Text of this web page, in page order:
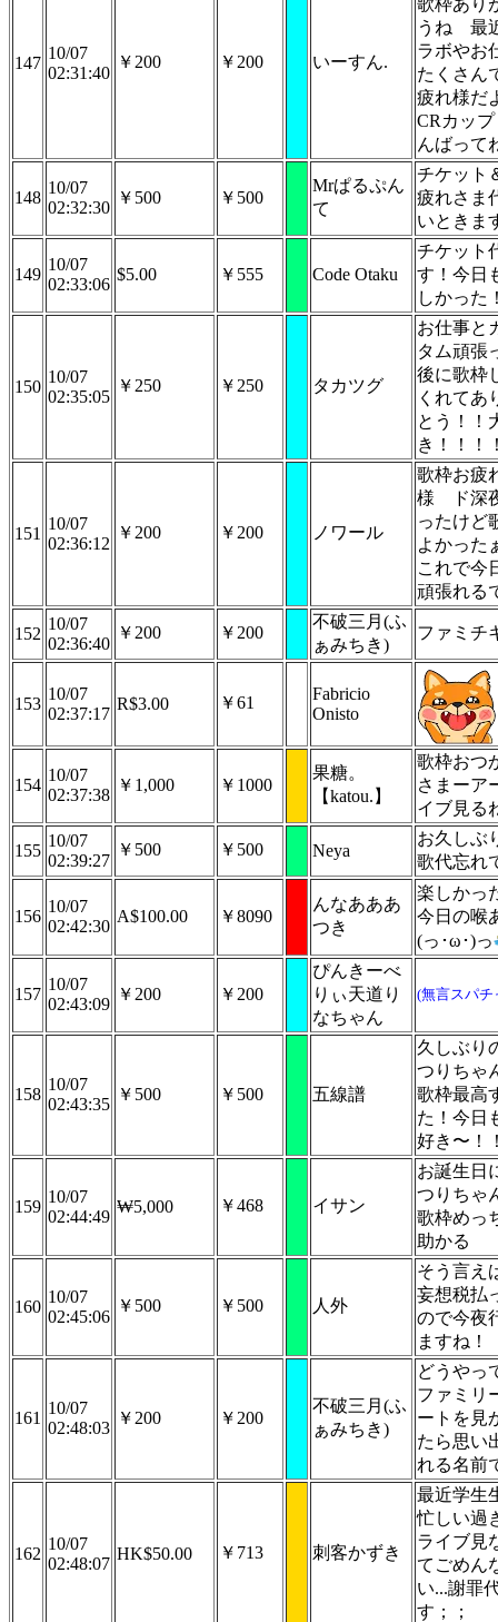
147
10/07
02:31:40
￥200 ￥200 いーすん.
歌枠あり
うね 最
ラボやお
たくさん
疲れ様だ
CRカッ
んばって
148
10/07
02:32:30
￥500 ￥500
Mrぱるぷん
て
チケット
疲れさま
いときま
149
10/07
02:33:06
$5.00 ￥555 Code Otaku
チケット
す！今日
しかった
150
10/07
02:35:05
￥250 ￥250 タカツグ
お仕事と
タム頑張
後に歌枠
くれてあ
とう！！
き！！！
151
10/07
02:36:12
￥200 ￥200 ノワール
歌枠お疲
様 ド深
ったけど
よかっ
これで今
頑張れる
152
10/07
02:36:40
￥200 ￥200
不破三月(ふ
ぁみちき)
ファミチ
153
10/07
02:37:17
R$3.00 ￥61
Fabricio
Onisto
154
10/07
02:37:38
￥1,000 ￥1000
果糖。
【katou.】
歌枠おつ
さまーア
イブ見る
155
10/07
02:39:27
￥500 ￥500 Neya
お久しぶ
歌代忘れ
156
10/07
02:42:30
A$100.00 ￥8090
んなあああ
つき
楽しかっ
今日の喉
(っ･ω･)っ
157
10/07
02:43:09
￥200 ￥200
ぴんきーべ
りぃ天道り
なちゃん
(無言スパチ
158
10/07
02:43:35
￥500 ￥500 五線譜
久しぶり
つりちゃ
歌枠最高
た！今日
好き〜！
159
10/07
02:44:49
₩5,000 ￥468 イサン
お誕生日
つりちゃ
歌枠めっ
助かる
160
10/07
02:45:06
￥500 ￥500 人外
そう言え
妄想税払
ので今夜
ますね！
161
10/07
02:48:03
￥200 ￥200
不破三月(ふ
ぁみちき)
どうやっ
ファミリ
ートを見
たら思い
れる名前
162
10/07
02:48:07
HK$50.00 ￥713 刺客かずき
最近学生
忙しい過
ライブ見
てごめん
い...謝罪
す；；